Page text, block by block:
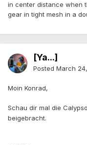
in center distance when
gear in tight mesh in a
[Ya...]
Posted March
Moin Konrad,
Schau dir mal die
beigebracht.